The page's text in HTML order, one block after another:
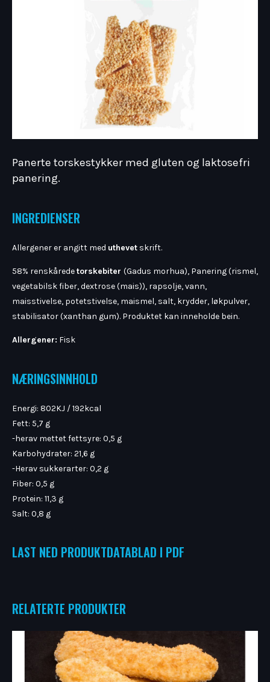
Panerte torskestykker med gluten og laktosefri
panering.
INGREDIENSER
Allergener er angitt med uthevet skrift.
58% renskåredetorskebiter (Gadus morhua), Panering (rismel,
vegetabilsk fiber, dextrose (mais)), rapsolje, vann,
maisstivelse, potetstivelse, maismel, salt, krydder, løkpulver,
stabilisator (xanthan gum). Produktet kan inneholde bein.
Allergener: Fisk
NÆRINGSINNHOLD
Energi: 802KJ / 192kcal
Fett: 5,7 g
-herav mettet fettsyre: 0,5 g
Karbohydrater: 21,6 g
-Herav sukkerarter: 0,2 g
Fiber: 0,5 g
Protein: 11,3 g
Salt: 0,8 g
LAST NED PRODUKTDATABLAD I PDF
RELATERTE PRODUKTER